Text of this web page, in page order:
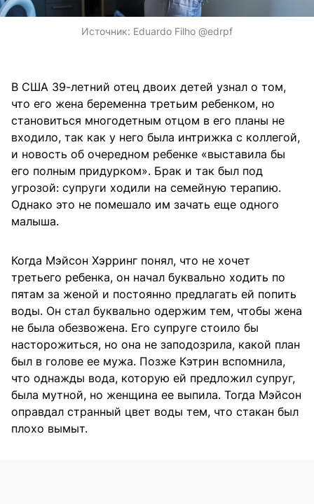
Источник: Eduardo Filho @edrpf
В США 39-летний отец двоих детей узнал о том,
что его жена беременна третьим ребенком, но
становиться многодетным отцом в его планы не
входило, так как у него была интрижка с коллегой,
и новость об очередном ребенке «выставила бы
его полным придурком». Брак и так был под
угрозой: супруги ходили на семейную терапию.
Однако это не помешало им зачать еще одного
малыша.
Когда Мэйсон Хэрринг понял, что не хочет
третьего ребенка, он начал буквально ходить по
пятам за женой и постоянно предлагать ей попить
воды. Он стал буквально одержим тем, чтобы жена
не была обезвожена. Его супруге стоило бы
насторожиться, но она не заподозрила, какой план
был в голове ее мужа. Позже Кэтрин вспомнила,
что однажды вода, которую ей предложил супруг,
была мутной, но женщина ее выпила. Тогда Мэйсон
оправдал странный цвет воды тем, что стакан был
плохо вымыт.